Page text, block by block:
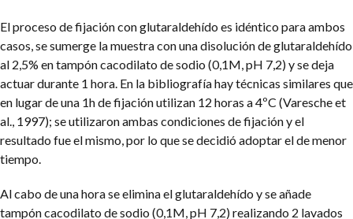
El proceso de fijación con glutaraldehído es idéntico para ambos
casos, se sumerge la muestra con una disolución de glutaraldehído
al 2,5% en tampón cacodilato de sodio (0,1M, pH 7,2) y se deja
actuar durante 1 hora. En la bibliografía hay técnicas similares que
en lugar de una 1h de fijación utilizan 12 horas a 4ºC (Varesche et
al., 1997); se utilizaron ambas condiciones de fijación y el
resultado fue el mismo, por lo que se decidió adoptar el de menor
tiempo.
Al cabo de una hora se elimina el glutaraldehído y se añade
tampón cacodilato de sodio (0,1M, pH 7,2) realizando 2 lavados